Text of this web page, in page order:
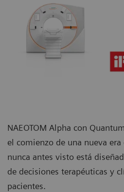
NAEOTOM Alpha con
el comienzo de una nueva era
nunca antes visto está
de decisiones terapéuticas y
pacientes.